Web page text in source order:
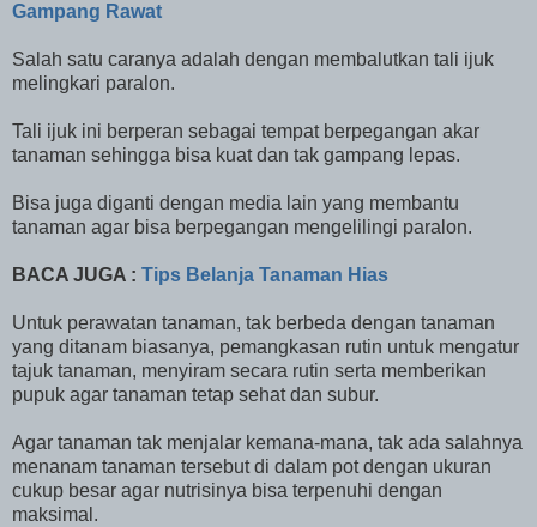
Gampang Rawat
Salah satu caranya adalah dengan membalutkan tali ijuk
melingkari paralon.
Tali ijuk ini berperan sebagai tempat berpegangan akar
tanaman sehingga bisa kuat dan tak gampang lepas.
Bisa juga diganti dengan media lain yang membantu
tanaman agar bisa berpegangan mengelilingi paralon.
BACA JUGA : Tips Belanja Tanaman Hias
Untuk perawatan tanaman, tak berbeda dengan tanaman
yang ditanam biasanya, pemangkasan rutin untuk mengatur
tajuk tanaman, menyiram secara rutin serta memberikan
pupuk agar tanaman tetap sehat dan subur.
Agar tanaman tak menjalar kemana-mana, tak ada salahnya
menanam tanaman tersebut di dalam pot dengan ukuran
cukup besar agar nutrisinya bisa terpenuhi dengan
maksimal.